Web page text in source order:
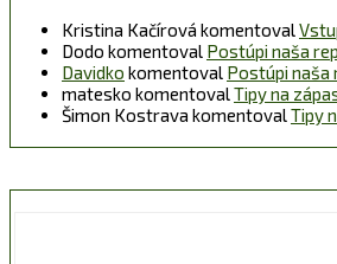
Kristina Kačírová komentoval
Dodo komentoval Postúpi naša
Davidko komentoval Postúpi naša
matesko komentovalTipy na
Šimon Kostrava komentovalTipy